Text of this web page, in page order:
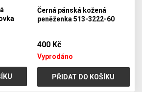
Černá pánská kožená
peněženka 513-3222-60
400 Kč
Vyprodáno
PŘIDAT DO KOŠÍKU